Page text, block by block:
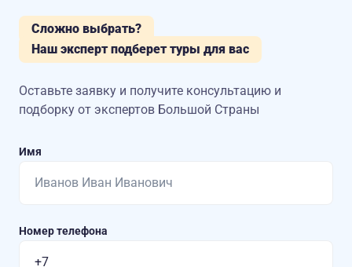
Сложно выбрать?
Наш эксперт подберет туры для вас
Оставьте заявку и получите консультацию и
подборку от экспертов Большой Страны
Имя
Номер телефона